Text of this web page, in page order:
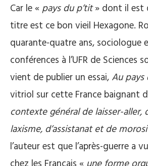
Car le «pays du p’tit» dont il est
titre est ce bon vieil Hexagone.
quarante-quatre ans, sociologue
conférences à l’UFR de Sciences
vient de publier un essai, Au pays
vitriol sur cette France baignant
contexte général de laisser-aller,
laxisme, d’assistanat et de
l’auteur est que l’après-guerre a